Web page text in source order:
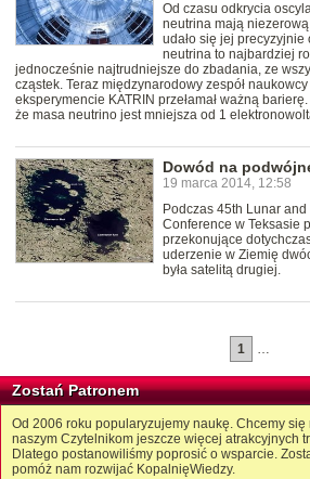
Od czasu odkrycia
neutrina mają
udało się jej precyzyjnie
neutrina to najbardziej
jednocześnie najtrudniejsze do zbadania, ze
cząstek. Teraz międzynarodowy zespół
eksperymencie KATRIN przełamał ważną
że masa neutrino jest mniejsza od 1
Dowód na
19 marca 2014, 12:58
Podczas 45th Lunar
Conference w Teksasie
przekonujące
uderzenie w Ziemię
była satelitą drugiej.
1 …
Zostań Patronem
Od 2006 roku popularyzujemy naukę. Chcemy
naszym Czytelnikom jeszcze więcej atrakcyjnych
Dlatego postanowiliśmy poprosić o wsparcie.
pomóż nam rozwijać KopalnięWiedzy.